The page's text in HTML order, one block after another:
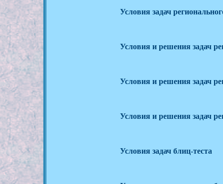
Условия задач
Условия и решения задач
Условия и решения задач
Условия и решения задач
Условия задач блиц-теста